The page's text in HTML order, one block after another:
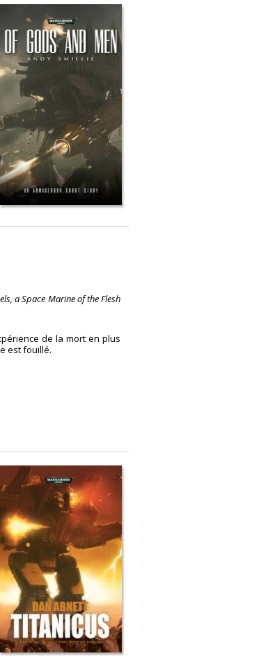
a Space Marine of the Flesh
de la mort en plus
est fouillé.